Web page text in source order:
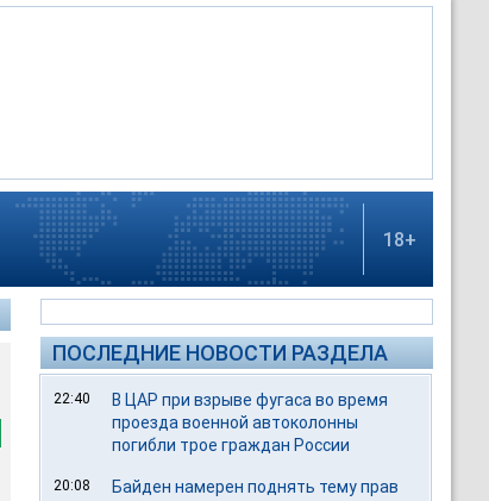
18+
ПОСЛЕДНИЕ НОВОСТИ РАЗДЕЛА
22:40
В ЦАР при взрыве фугаса во время
проезда военной автоколонны
погибли трое граждан России
20:08
Байден намерен поднять тему прав